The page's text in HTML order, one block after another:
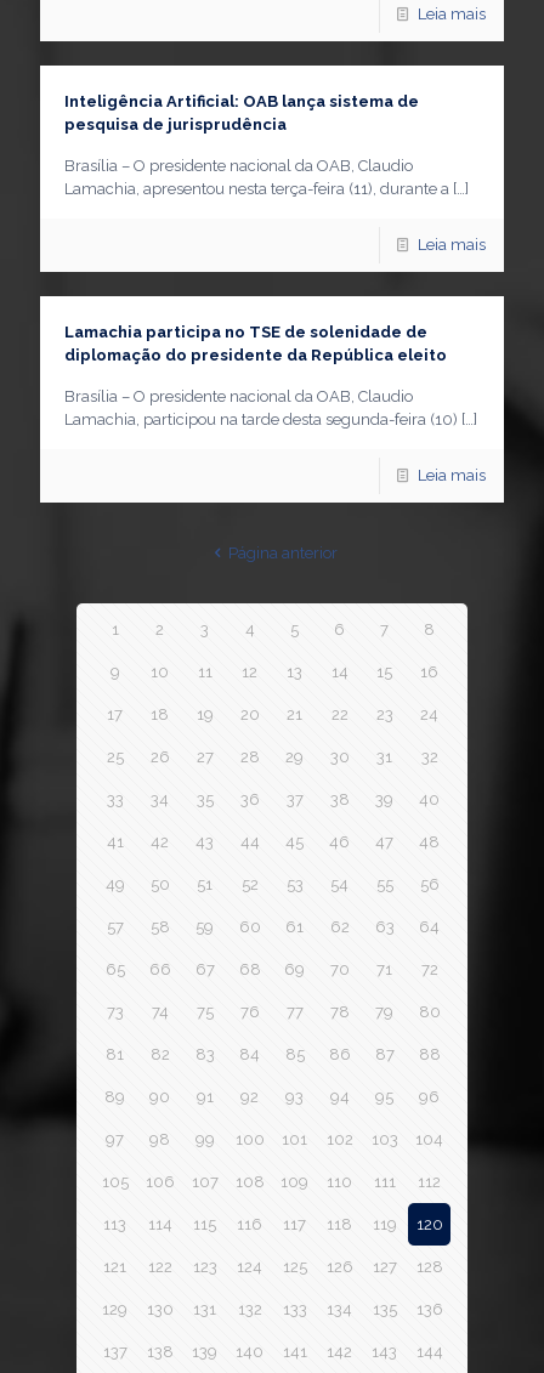
Leia mais
Inteligência Artificial: OAB lança sistema de
pesquisa de jurisprudência
Brasília – O presidente nacional da OAB, Claudio
Lamachia, apresentou nesta terça-feira (11), durante a […]
Leia mais
Lamachia participa no TSE de solenidade de
diplomação do presidente da República eleito
Brasília – O presidente nacional da OAB, Claudio
Lamachia, participou na tarde desta segunda-feira (10) […]
Leia mais
Página anterior
1 2 3 4 5 6 7 8
9 10 11 12 13 14 15 16
17 18 19 20 21 22 23 24
25 26 27 28 29 30 31 32
33 34 35 36 37 38 39 40
41 42 43 44 45 46 47 48
49 50 51 52 53 54 55 56
57 58 59 60 61 62 63 64
65 66 67 68 69 70 71 72
73 74 75 76 77 78 79 80
81 82 83 84 85 86 87 88
89 90 91 92 93 94 95 96
97 98 99 100 101 102 103 104
105 106 107 108 109 110 111 112
113 114 115 116 117 118 119 120
121 122 123 124 125 126 127 128
129 130 131 132 133 134 135 136
137 138 139 140 141 142 143 144